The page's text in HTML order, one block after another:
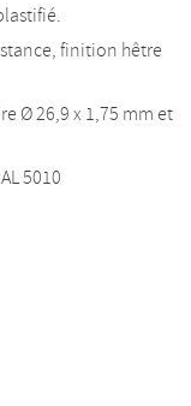
finition hêtre
Ø 26,9 x 1,75 mm et
5010